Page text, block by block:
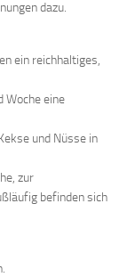
dazu.
ein reichhaltiges,
Woche eine
und Nüsse in
zur
befinden sich